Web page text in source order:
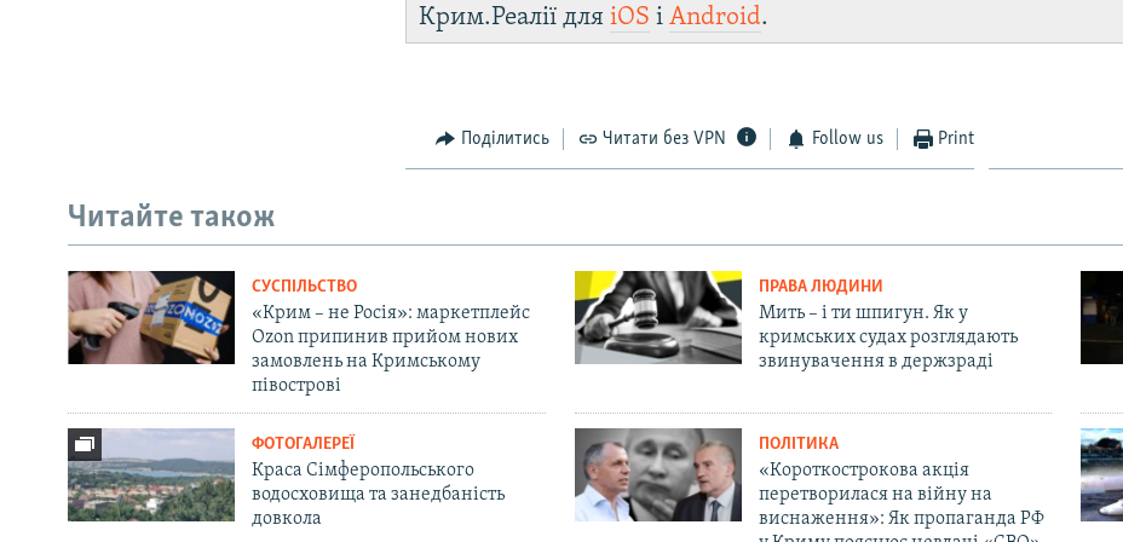
Крим.Реалії дляiOS іAndroid.
Поділитись Читати без VPN Follow us Print
Читайте також
СУСПІЛЬСТВО
«Крим – не Росія»: маркетплейс
Ozon припинив прийом нових
замовлень на Кримському
півострові
ПРАВА ЛЮДИНИ
Мить – і ти шпигун. Як у
кримських судах розглядають
звинувачення в держзраді
ФОТОГАЛЕРЕЇ
Краса Сімферопольського
водосховища та занедбаність
довкола
ПОЛІТИКА
«Короткострокова акція
перетворилася на війну на
виснаження»: Як пропаганда РФ